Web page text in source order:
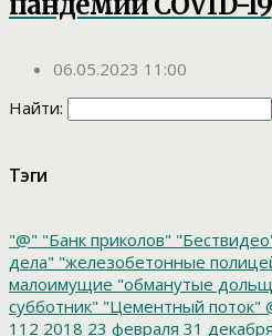
06.05.2023 11:00
Найти:
Тэги
"@" "Банк приколов"
дела" "железобетонные
малоимущие "обманутые
субботник" "Цементный поток"
112 2018 23 февраля 31 декабря